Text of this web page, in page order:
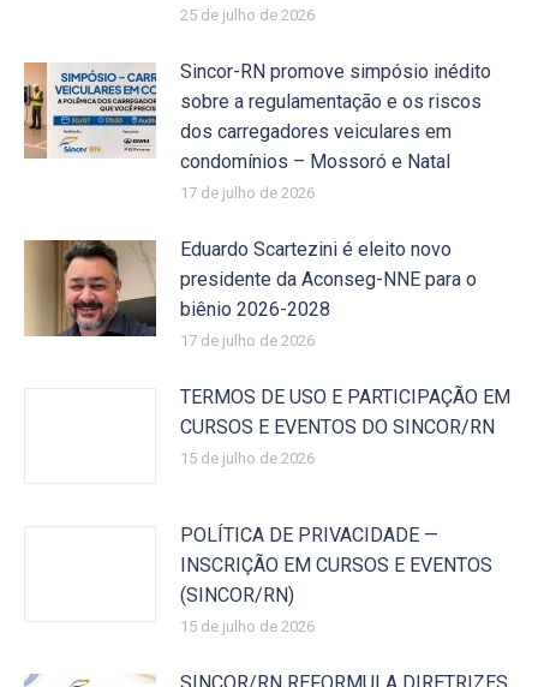
25 de julho de 2026
Sincor-RN promove simpósio inédito
sobre a regulamentação e os riscos
dos carregadores veiculares em
condomínios – Mossoró e Natal
17 de julho de 2026
Eduardo Scartezini é eleito novo
presidente da Aconseg-NNE para o
biênio 2026-2028
17 de julho de 2026
TERMOS DE USO E PARTICIPAÇÃO EM
CURSOS E EVENTOS DO SINCOR/RN
15 de julho de 2026
POLÍTICA DE PRIVACIDADE —
INSCRIÇÃO EM CURSOS E EVENTOS
(SINCOR/RN)
15 de julho de 2026